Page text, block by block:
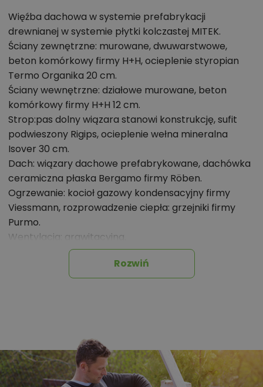
Więźba dachowa w systemie prefabrykacji
drewnianej w systemie płytki kolczastej MITEK.
Ściany zewnętrzne: murowane, dwuwarstwowe,
beton komórkowy firmy H+H, ocieplenie styropian
Termo Organika 20 cm.
Ściany wewnętrzne: działowe murowane, beton
komórkowy firmy H+H 12 cm.
Strop:pas dolny wiązara stanowi konstrukcję, sufit
podwieszony Rigips, ocieplenie wełna mineralna
Isover 30 cm.
Dach: wiązary dachowe prefabrykowane, dachówka
ceramiczna płaska Bergamo firmy Röben.
Ogrzewanie: kocioł gazowy kondensacyjny firmy
Viessmann, rozprowadzenie ciepła: grzejniki firmy
Purmo.
Wentylacja: grawitacyjna.
Elewacje: tynk cienkowarstwowy mineralny w kolorze
białym TO-PA001 z palety firmy Termo Organika,
okładzina klinkierowa typ OSLO, MONTBLANC LUB
BeClever, drzwi wejściowe firmy Hörmann.
Okna połaciowe: świetlik dachowy firmy VELUX.
Otoczenie: kostka betonowa i płyty tarasowe firmy
Libet.
Rozwiń